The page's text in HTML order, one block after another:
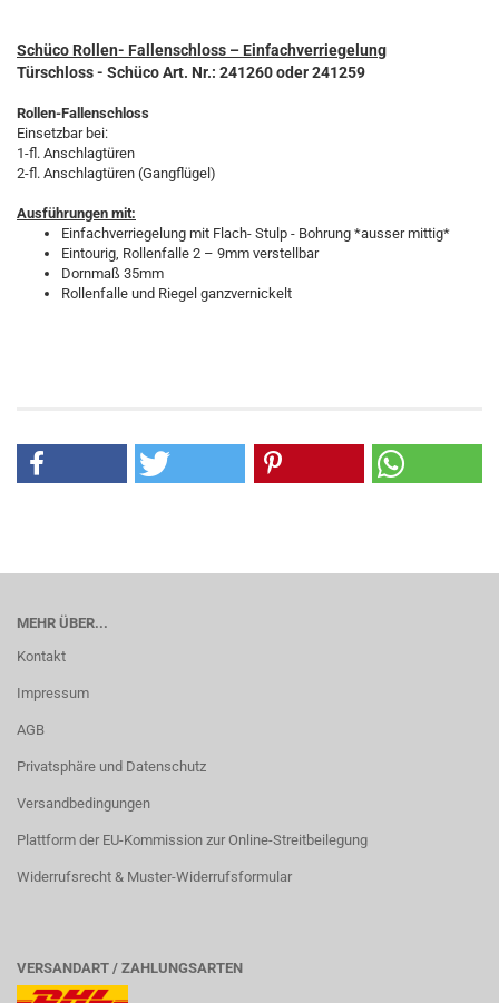
Schüco Rollen- Fallenschloss – Einfachverriegelung
Türschloss - Schüco Art. Nr.: 241260 oder 241259
Rollen-Fallenschloss
Einsetzbar bei:
1-fl. Anschlagtüren
2-fl. Anschlagtüren (Gangflügel)
Ausführungen mit:
Einfachverriegelung mit Flach- Stulp - Bohrung *ausser mittig*
Eintourig, Rollenfalle 2 – 9mm verstellbar
Dornmaß 35mm
Rollenfalle und Riegel ganzvernickelt
MEHR ÜBER...
Kontakt
Impressum
AGB
Privatsphäre und Datenschutz
Versandbedingungen
Plattform der EU-Kommission zur Online-Streitbeilegung
Widerrufsrecht & Muster-Widerrufsformular
VERSANDART / ZAHLUNGSARTEN